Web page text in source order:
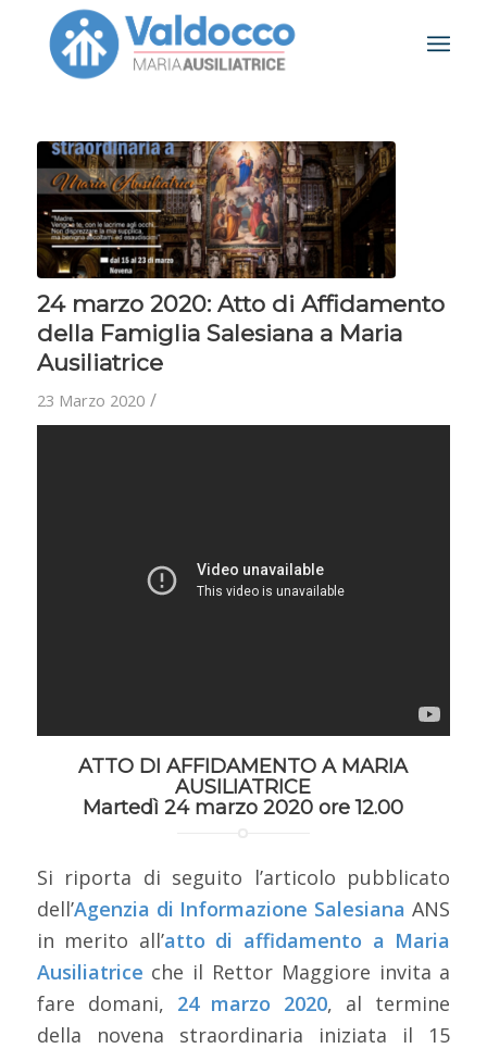
24 marzo 2020: Atto di Affidamento
della Famiglia Salesiana a Maria
Ausiliatrice
23 Marzo 2020 /
ATTO DI AFFIDAMENTO A MARIA
AUSILIATRICE
Martedì 24 marzo 2020 ore 12.00
Si riporta di seguito l’articolo pubblicato
dell’Agenzia di Informazione Salesiana ANS
in merito all’atto di affidamento a Maria
Ausiliatrice che il Rettor Maggiore invita a
fare domani, 24 marzo 2020, al termine
della novena straordinaria iniziata il 15